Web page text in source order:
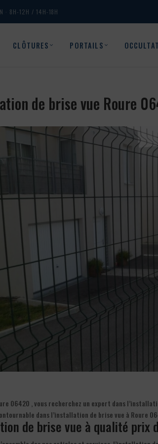
· 8H-12H / 14H-18H
CLÔTURES PORTAILS
de brise vue Roure
06420 , vous recherchez un expert dans
dans l’installation de brise vue à Roure
de brise vue à qualité prix